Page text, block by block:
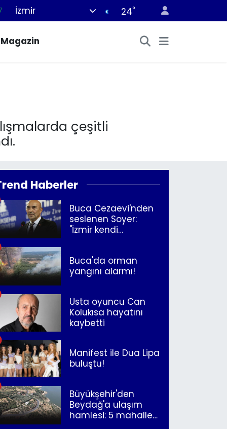
İzmir 24°
Magazin
çeşitli
Haberler
Buca Cezaevi'nden
seslenen Soyer:
"İzmir kendi
Buca'da orman
yangını alarmı!
Usta oyuncu Can
Kolukısa hayatını
kaybetti
Manifest ile Dua Lipa
buluştu!
Büyükşehir'den
Beydağ'a ulaşım
hamlesi: 5 mahalle